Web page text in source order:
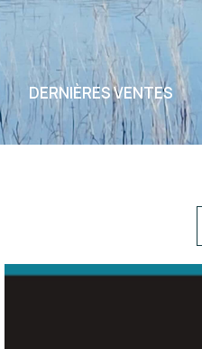
DERNIÈRES VENTES